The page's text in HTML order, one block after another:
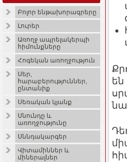
Բոլոր ենթախորագրերը
Լուրեր
Առողջ ապրելակերպի
հիմունքները
Հոգեկան առողջություն
Սեր,
հարաբերություններ,
ընտանիք
Սեռական կյանք
Սնունդը և
առողջությունը
Սննդակարգեր
Վիտամիններ և
միներալներ